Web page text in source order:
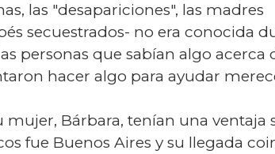
las "desapariciones", las madres
secuestrados- no era conocida
personas que sabían algo acerca
hacer algo para ayudar
Bárbara, tenían una
fue Buenos Aires y su llegada